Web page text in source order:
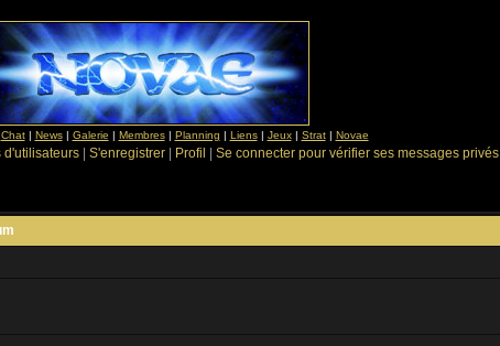
Chat| News| Galerie | Membres| Planning | Liens| Jeux| Strat| Novae
d'utilisateurs S'enregistrer Profil Se connecter pour vérifier ses messages privés